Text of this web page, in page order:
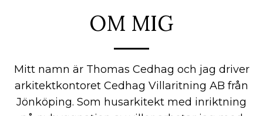
OM MIG
Mitt namn är Thomas Cedhag och jag driver
arkitektkontoret Cedhag Villaritning AB från
Jönköping. Som husarkitekt med inriktning